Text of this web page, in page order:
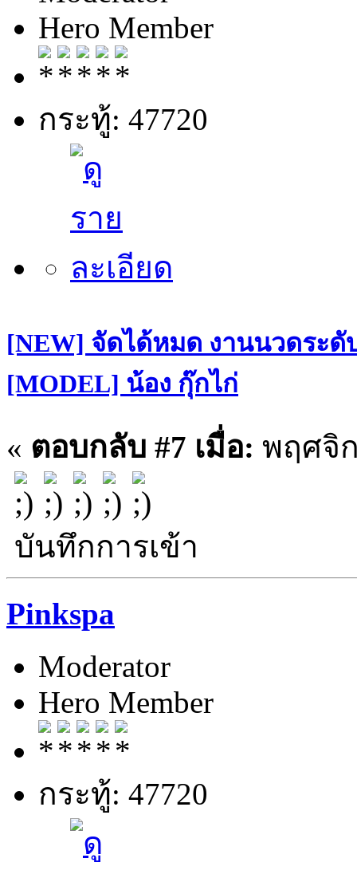
Hero Member
กระทู้: 47720
[NEW] จัดได้หมด งานนวดระดั
[MODEL] น้อง กุ๊กไก่
« ตอบกลับ #7 เมื่อ: พฤศจิก
บันทึกการเข้า
Pinkspa
Moderator
Hero Member
กระทู้: 47720